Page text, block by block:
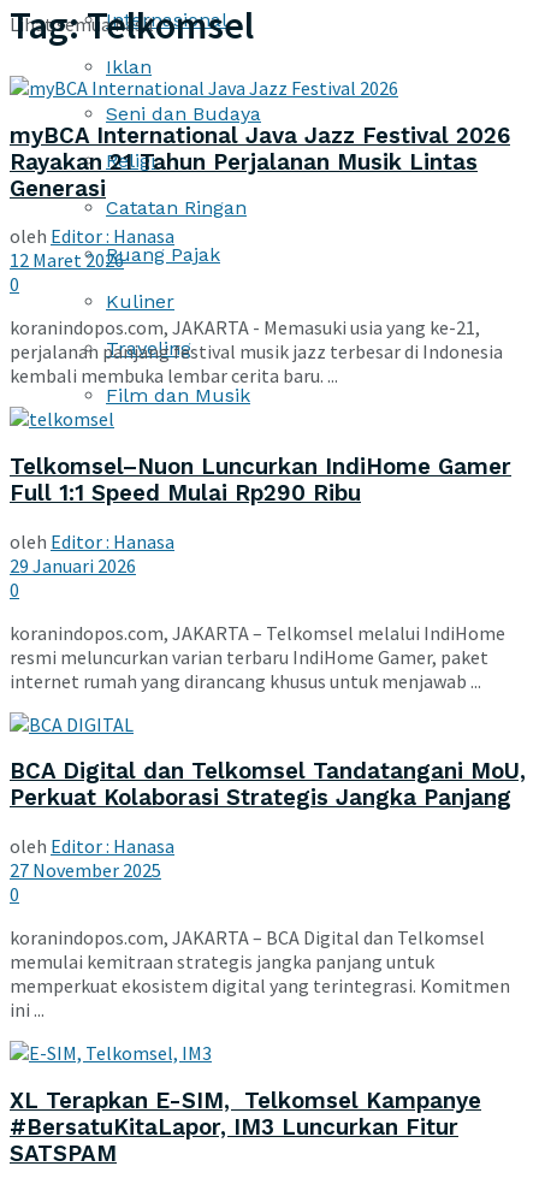
Internasional
Iklan
Seni dan Budaya
Religi
Catatan Ringan
Ruang Pajak
Kuliner
Traveling
Film dan Musik
Lihat semua hasil
Tag:Telkomsel
myBCA International Java Jazz Festival 2026
Rayakan 21 Tahun Perjalanan Musik Lintas
Generasi
oleh Editor : Hanasa
12 Maret 2026
0
koranindopos.com, JAKARTA - Memasuki usia yang ke-21,
perjalanan panjang festival musik jazz terbesar di Indonesia
kembali membuka lembar cerita baru. ...
Telkomsel–Nuon Luncurkan IndiHome Gamer
Full 1:1 Speed Mulai Rp290 Ribu
oleh Editor : Hanasa
29 Januari 2026
0
koranindopos.com, JAKARTA – Telkomsel melalui IndiHome
resmi meluncurkan varian terbaru IndiHome Gamer, paket
internet rumah yang dirancang khusus untuk menjawab ...
BCA Digital dan Telkomsel Tandatangani MoU,
Perkuat Kolaborasi Strategis Jangka Panjang
oleh Editor : Hanasa
27 November 2025
0
koranindopos.com, JAKARTA – BCA Digital dan Telkomsel
memulai kemitraan strategis jangka panjang untuk
memperkuat ekosistem digital yang terintegrasi. Komitmen
ini ...
XL Terapkan E-SIM, Telkomsel Kampanye
#BersatuKitaLapor, IM3 Luncurkan Fitur
SATSPAM